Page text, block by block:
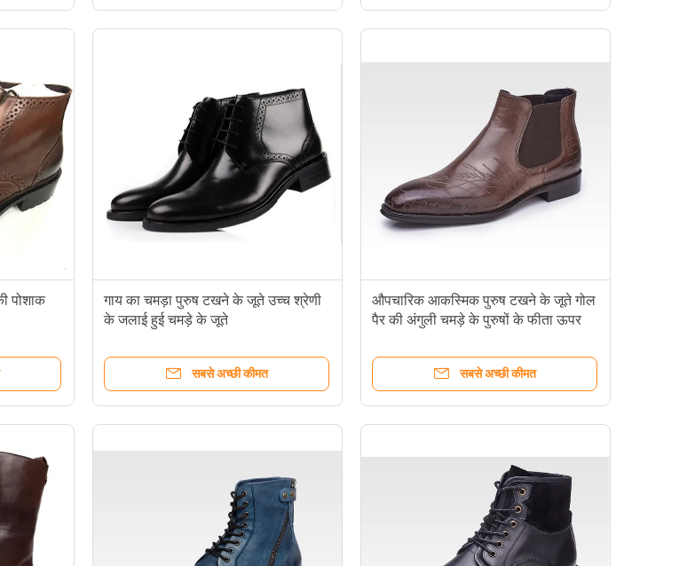
पोशाक
गाय का चमड़ा पुरुष टखने के जूते उच्च श्रेणी
के जलाई हुई चमड़े के जूते
सबसे अच्छी कीमत
औपचारिक आकस्मिक पुरुष टखने के जूते गोल
पैर की अंगुली चमड़े के पुरुषों के फीता ऊपर
सबसे अच्छी कीमत